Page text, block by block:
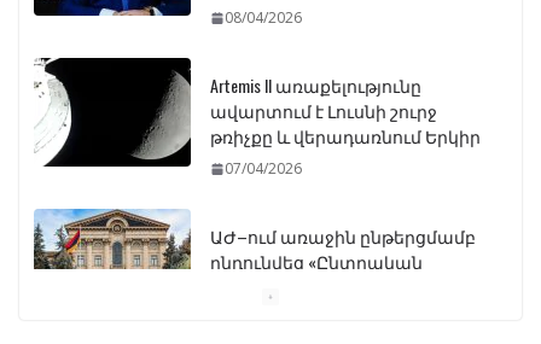
08/04/2026
Artemis II առաքելությունը
ավարտում է Լուսնի շուրջ
թռիչքը և վերադառնում Երկիր
07/04/2026
ԱԺ–ում առաջին ընթերցմամբ
ընդունվեց «Ընտրական